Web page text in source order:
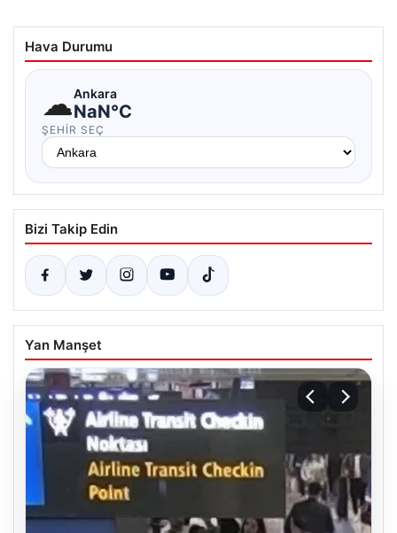
Hava Durumu
☁Ankara
NaN°C
ŞEHIR SEÇ
Bizi Takip Edin
Yan Manşet